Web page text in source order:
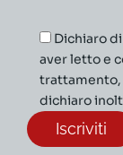
Dichiaro
aver letto e
trattamento,
dichiaro